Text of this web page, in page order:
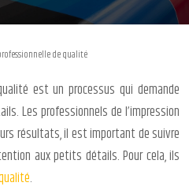
de qualité
est un processus qui demande
Les professionnels de l’impression
résultats, il est important de suivre
aux petits détails. Pour cela, ils
.